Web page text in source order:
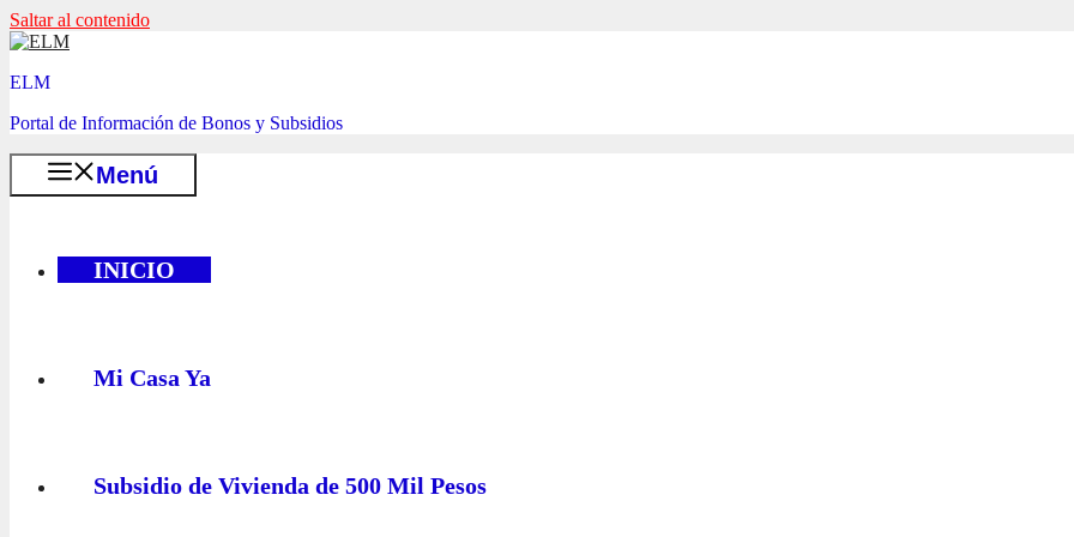
Saltar al contenido
ELM
Portal de Información de Bonos y Subsidios
Menú
INICIO
Mi Casa Ya
Subsidio de Vivienda de 500 Mil Pesos